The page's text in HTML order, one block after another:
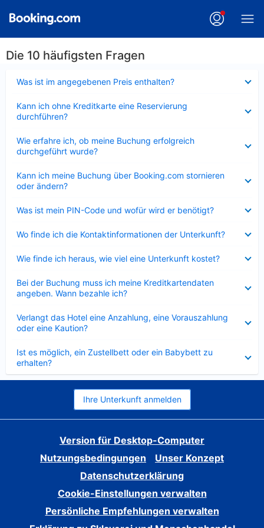
Die 10 häufigsten Fragen
Was ist im angegebenen Preis enthalten?
Kann ich ohne Kreditkarte eine Reservierung
durchführen?
Wie erfahre ich, ob meine Buchung erfolgreich
durchgeführt wurde?
Kann ich meine Buchung über Booking.com stornieren
oder ändern?
Was ist mein PIN-Code und wofür wird er benötigt?
Wo finde ich die Kontaktinformationen der Unterkunft?
Wie finde ich heraus, wie viel eine Unterkunft kostet?
Bei der Buchung muss ich meine Kreditkartendaten
angeben. Wann bezahle ich?
Verlangt das Hotel eine Anzahlung, eine Vorauszahlung
oder eine Kaution?
Ist es möglich, ein Zustellbett oder ein Babybett zu
erhalten?
Ihre Unterkunft anmelden
Version für Desktop-Computer
Nutzungsbedingungen
Unser Konzept
Datenschutzerklärung
Cookie-Einstellungen verwalten
Persönliche Empfehlungen verwalten